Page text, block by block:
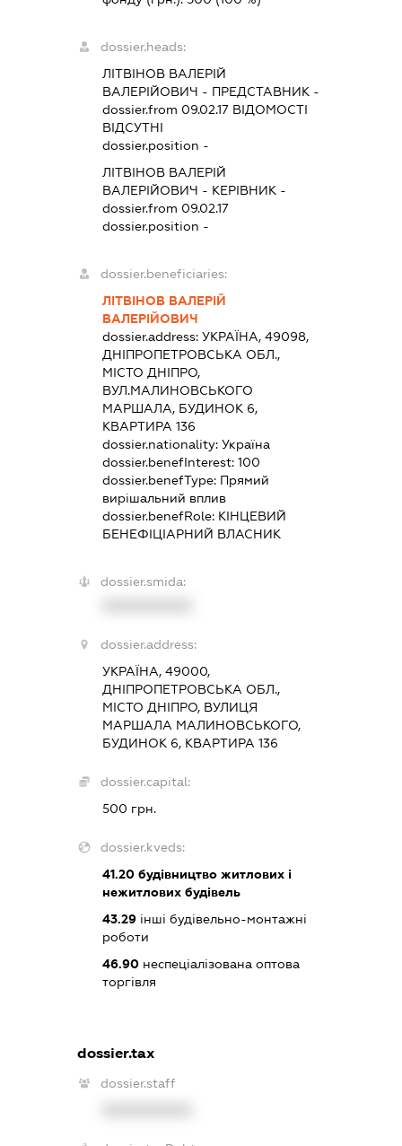
dossier.heads:
ЛІТВІНОВ ВАЛЕРІЙ
ВАЛЕРІЙОВИЧ - ПРЕДСТАВНИК -
dossier.from 09.02.17 ВІДОМОСТІ
ВІДСУТНІ
dossier.position -
ЛІТВІНОВ ВАЛЕРІЙ
ВАЛЕРІЙОВИЧ - КЕРІВНИК -
dossier.from 09.02.17
dossier.position -
dossier.beneficiaries:
ЛІТВІНОВ ВАЛЕРІЙ
ВАЛЕРІЙОВИЧ
dossier.address:УКРАЇНА, 49098,
ДНІПРОПЕТРОВСЬКА ОБЛ.,
МІСТО ДНІПРО,
ВУЛ.МАЛИНОВСЬКОГО
МАРШАЛА, БУДИНОК 6,
КВАРТИРА 136
dossier.nationality:Україна
dossier.benefInterest:100
dossier.benefType: Прямий
вирішальний вплив
dossier.benefRole: КІНЦЕВИЙ
БЕНЕФІЦІАРНИЙ ВЛАСНИК
dossier.smida:
dossier.address:
УКРАЇНА, 49000,
ДНІПРОПЕТРОВСЬКА ОБЛ.,
МІСТО ДНІПРО, ВУЛИЦЯ
МАРШАЛА МАЛИНОВСЬКОГО,
БУДИНОК 6, КВАРТИРА 136
dossier.capital:
500 грн.
dossier.kveds:
41.20 будівництво житлових і
нежитлових будівель
43.29 інші будівельно-монтажні
роботи
46.90 неспеціалізована оптова
торгівля
dossier.tax
dossier.staff